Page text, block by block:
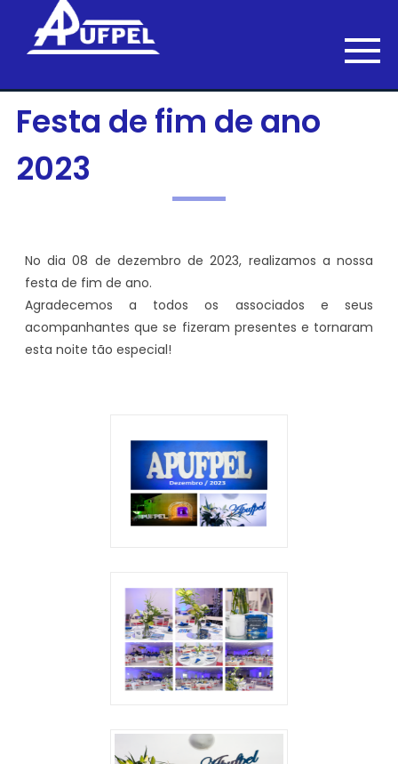
Festa de fim de ano
2023
No dia 08 de dezembro de 2023, realizamos a nossa
festa de fim de ano.
Agradecemos a todos os associados e seus
acompanhantes que se fizeram presentes e tornaram
esta noite tão especial!